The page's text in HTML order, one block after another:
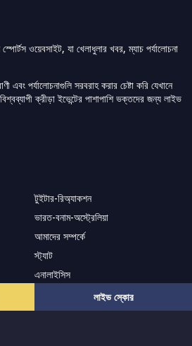
লাইভ স্কোর
ওয়েবসাইট, যা খেলাধুলার খবর, ম্যাচ পর্যালোচনা
এবং পর্যালোচনাগুলি সরবরাহ করার চেষ্টা করি যেখানে
ক্রীড়া ইভেন্টের পাশাপাশি ভক্তদের জন্য লাইভ
টুইটার-রিঅ্যাকশন
ভারত-বনাম-অস্ট্রেলিয়া
আমাদের সম্পর্কে
স্ট্যাট
এনালাইসিস